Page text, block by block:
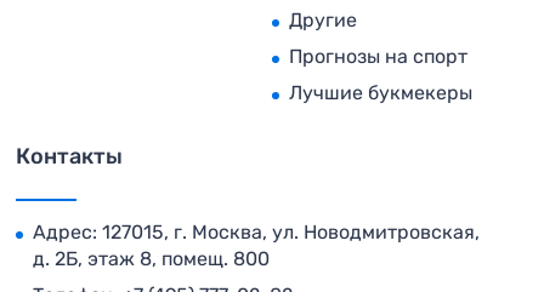
Другие
Прогнозы на спорт
Лучшие букмекеры
Контакты
Адрес: 127015, г. Москва, ул. Новодмитровская,
д. 2Б, этаж 8, помещ. 800